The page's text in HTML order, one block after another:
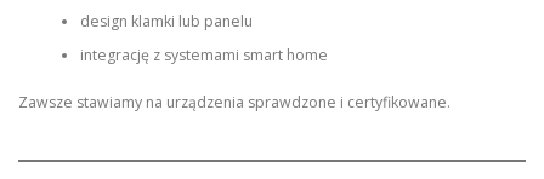
design klamki lub panelu
integrację z systemami smart home
Zawsze stawiamy na urządzenia sprawdzone i certyfikowane.